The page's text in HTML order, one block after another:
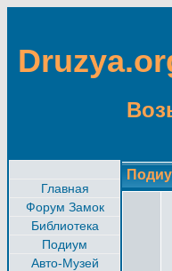
Главная
Форум Замок
Библиотека
Подиум
Авто-Музей